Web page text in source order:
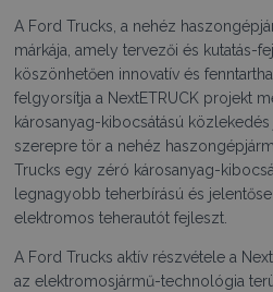
A Ford Trucks, a nehéz
márkája, amely tervezői és kutatás-
köszönhetően innovatív és
felgyorsítja a NextETRUCK projekt
károsanyag-kibocsátású
szerepre tör a nehéz
Trucks egy zéró károsanyag-
legnagyobb teherbírású és
elektromos teherautót fejleszt.
A Ford Trucks aktív részvétele a
az elektromosjármű-technológia